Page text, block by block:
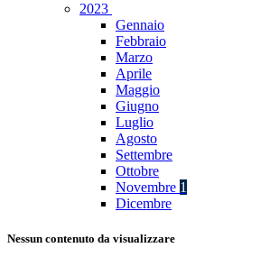
2023
Gennaio
Febbraio
Marzo
Aprile
Maggio
Giugno
Luglio
Agosto
Settembre
Ottobre
Novembre 1
Dicembre
Nessun contenuto da visualizzare